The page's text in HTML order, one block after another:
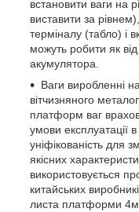
встановити ваги на
виставити за
терміналу (табло) і
можуть робити як
акумулятора.
Ваги виробленні
вітчизняного
платформ ваг
умови експлуатації
уніфікованість для
якісних
використовується
китайських
листа платформи